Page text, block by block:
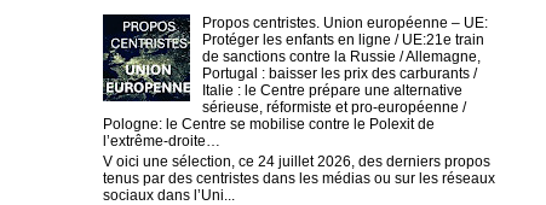
Propos centristes. Union européenne – UE:
Protéger les enfants en ligne / UE:21e train
de sanctions contre la Russie / Allemagne,
Portugal : baisser les prix des carburants /
Italie : le Centre prépare une alternative
sérieuse, réformiste et pro-européenne /
Pologne: le Centre se mobilise contre le Polexit de
l’extrême-droite…
V oici une sélection, ce 24 juillet 2026, des derniers propos
tenus par des centristes dans les médias ou sur les réseaux
sociaux dans l’Uni...